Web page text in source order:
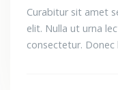
Curabitur sit amet
elit. Nulla ut urna
consectetur. Donec